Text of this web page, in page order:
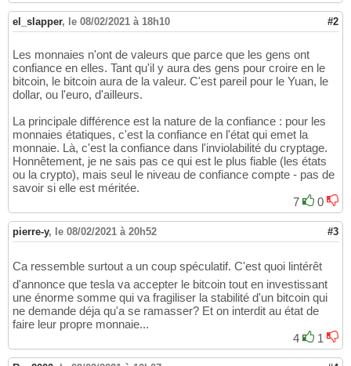
el_slapper, le 08/02/2021 à 18h10 #2
Les monnaies n'ont de valeurs que parce que les gens ont
confiance en elles. Tant qu'il y aura des gens pour croire en le
bitcoin, le bitcoin aura de la valeur. C'est pareil pour le Yuan, le
dollar, ou l'euro, d'ailleurs.
La principale différence est la nature de la confiance : pour les
monnaies étatiques, c'est la confiance en l'état qui emet la
monnaie. Là, c'est la confiance dans l'inviolabilité du cryptage.
Honnêtement, je ne sais pas ce qui est le plus fiable (les états
ou la crypto), mais seul le niveau de confiance compte - pas de
savoir si elle est méritée.
7
0
pierre-y, le 08/02/2021 à 20h52 #3
Ca ressemble surtout a un coup spéculatif. C'est quoi lintérêt
d'annonce que tesla va accepter le bitcoin tout en investissant
une énorme somme qui va fragiliser la stabilité d'un bitcoin qui
ne demande déja qu'a se ramasser? Et on interdit au état de
faire leur propre monnaie...
4
1